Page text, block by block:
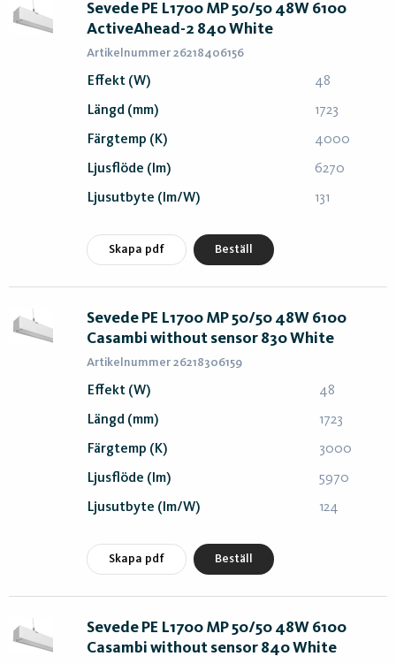
Sevede PE L1700 MP 50/50 48W 6100
ActiveAhead-2 840 White
Artikelnummer 26218406156
Effekt (W) 48
Längd (mm) 1723
Färgtemp (K) 4000
Ljusflöde (lm) 6270
Ljusutbyte (lm/W) 131
Skapa pdf Beställ
Sevede PE L1700 MP 50/50 48W 6100
Casambi without sensor 830 White
Artikelnummer 26218306159
Effekt (W) 48
Längd (mm) 1723
Färgtemp (K) 3000
Ljusflöde (lm) 5970
Ljusutbyte (lm/W) 124
Skapa pdf Beställ
Sevede PE L1700 MP 50/50 48W 6100
Casambi without sensor 840 White